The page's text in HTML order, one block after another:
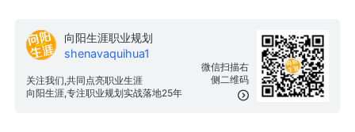
微信扫描右
侧二维码
向阳生涯职业规划
shenavaquihua1
关注我们,共同点亮职业生涯
向阳生涯,专注职业规划实战落地25年